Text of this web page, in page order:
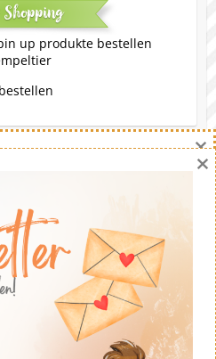
Bitte
nachbasteln. Die Ideen
angegeben - von mir.
deinem eigenen Blog
×
×